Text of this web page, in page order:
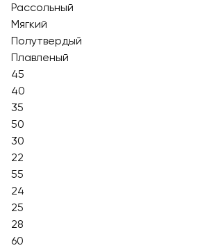
Рассольный
Мягкий
Полутвердый
Плавленый
45
40
35
50
30
22
55
24
25
28
60